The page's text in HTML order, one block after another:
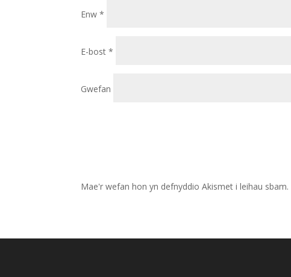
Enw*
E-bost*
Gwefan
Mae'r wefan hon yn defnyddio Akismet i leihau sbam.